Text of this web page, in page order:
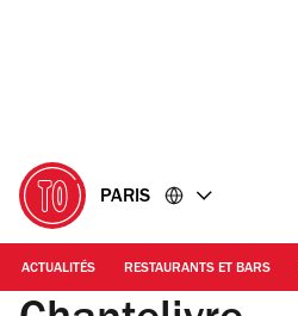
PARIS
ACTUALITÉS RESTAURANTS ET BARS